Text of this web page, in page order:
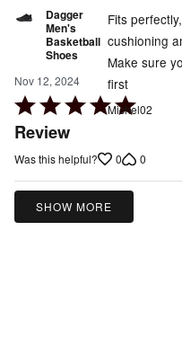
Dagger
Men's
Basketball
Shoes
Nov 12, 2024
Rated
5
of
5
Review
Fits
cushioning
Make sure
first
Michel02
Was this helpful? 0 0
SHOW MORE